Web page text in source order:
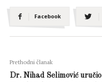
Facebook
Prethodni članak
Dr. Nihad Selimović uručio